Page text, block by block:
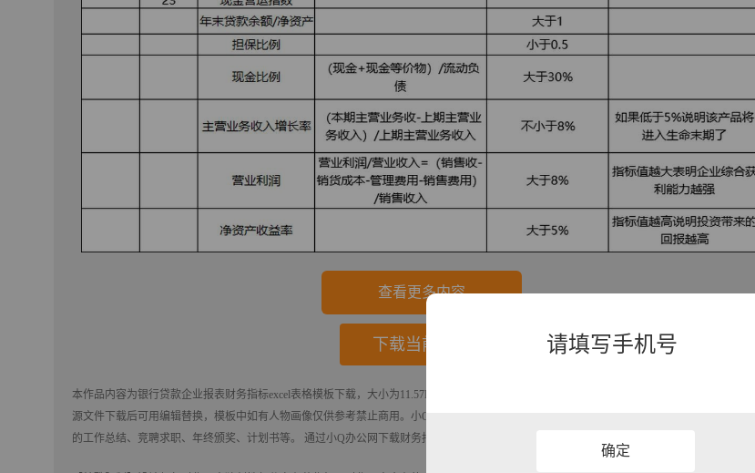
查看更多内容
下载当前模板
本作品内容为银行贷款企业报表财务指标excel表格模板 下载，大小为11.57KB，作品为高清大图模板，格式为xlsx， 属于
源文件下载后可用编辑替换，模板中如有人物画像仅供参考禁止商用。 小Q办公网-提供简历,PPT,Word,Excel优质模板素材下载
的工作总结、竞聘求职、年终颁奖、计划书等。 通过小Q办公网下载财务报表模板源文件编辑修改源文件文字和图片即可使用。
请填写手机号
确定